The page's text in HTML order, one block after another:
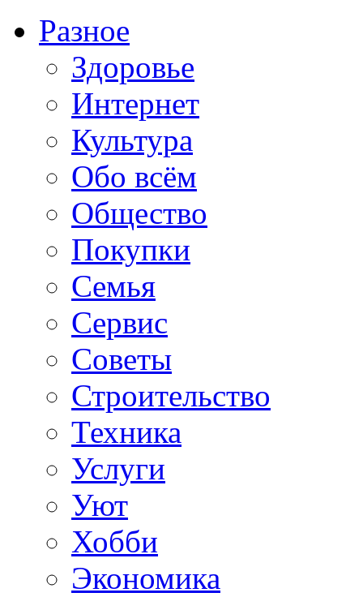
Разное
Здоровье
Интернет
Культура
Обо всём
Общество
Покупки
Семья
Сервис
Советы
Строительство
Техника
Услуги
Уют
Хобби
Экономика